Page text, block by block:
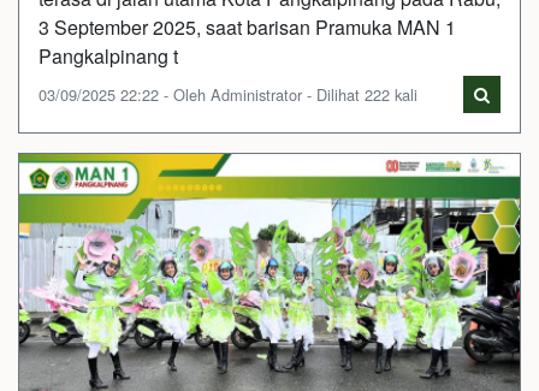
3 September 2025, saat barisan Pramuka MAN 1
Pangkalpinang t
03/09/2025 22:22 - Oleh Administrator - Dilihat 222 kali